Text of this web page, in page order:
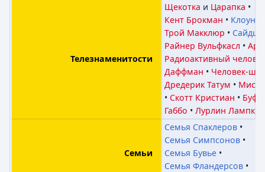
Телезнаменитости
Щекотка и Царапка
Кент Брокман
Клоун
Трой Макклюр
Райнер Вульфкасл
Радиоактивный
Даффман
Человек-
Дредерик Татум
Скотт Кристиан
Габбо
Лурлин Лампкин
Семьи
Семья Спаклеров
Семья Симпсонов
Семья Бувье
Семья Фландерсов